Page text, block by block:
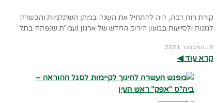
קורת רוח רבה, היה להתחיל את השנה במתן השתלמות והכשרה
לגננות ולסייעות במעון הירוק החדש של ארגון נעמ"ת שנפתח בתל
8 בספטמבר 2021
קרא עוד ◀︎